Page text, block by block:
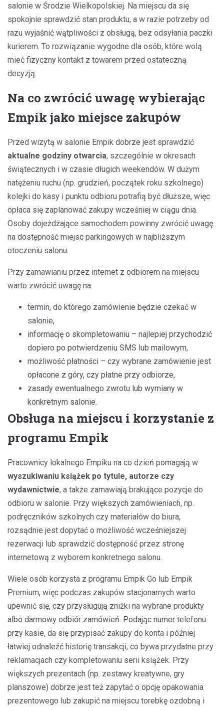
salonie w Środzie Wielkopolskiej. Na miejscu da się
spokojnie sprawdzić stan produktu, a w razie potrzeby od
razu wyjaśnić wątpliwości z obsługą, bez odsyłania paczki
kurierem. To rozwiązanie wygodne dla osób, które wolą
mieć fizyczny kontakt z towarem przed ostateczną
decyzją.
Na co zwrócić uwagę wybierając
Empik jako miejsce zakupów
Przed wizytą w salonie Empik dobrze jest sprawdzić
aktualne godziny otwarcia, szczególnie w okresach
świątecznych i w czasie długich weekendów. W dużym
natężeniu ruchu (np. grudzień, początek roku szkolnego)
kolejki do kasy i punktu odbioru potrafią być dłuższe, więc
opłaca się zaplanować zakupy wcześniej w ciągu dnia.
Osoby dojeżdżające samochodem powinny zwrócić uwagę
na dostępność miejsc parkingowych w najbliższym
otoczeniu salonu.
Przy zamawianiu przez internet z odbiorem na miejscu
warto zwrócić uwagę na:
termin, do którego zamówienie będzie czekać w
salonie,
informację o skompletowaniu – najlepiej przychodzić
dopiero po potwierdzeniu SMS lub mailowym,
możliwość płatności – czy wybrane zamówienie jest
opłacone z góry, czy płatne przy odbiorze,
zasady ewentualnego zwrotu lub wymiany w
konkretnym salonie.
Obsługa na miejscu i korzystanie z
programu Empik
Pracownicy lokalnego Empiku na co dzień pomagają w
wyszukiwaniu książek po tytule, autorze czy
wydawnictwie, a także zamawiają brakujące pozycje do
odbioru w salonie. Przy większych zamówieniach, np.
podręczników szkolnych czy materiałów do biura,
rozsądnie jest dopytać o możliwość wcześniejszej
rezerwacji lub sprawdzić dostępność przez stronę
internetową z wyborem konkretnego salonu.
Wiele osób korzysta z programu Empik Go lub Empik
Premium, więc podczas zakupów stacjonarnych warto
upewnić się, czy przysługują zniżki na wybrane produkty
albo darmowy odbiór zamówień. Podając numer telefonu
przy kasie, da się przypisać zakupy do konta i później
łatwiej odnaleźć historię transakcji, co bywa przydatne przy
reklamacjach czy kompletowaniu serii książek. Przy
większych prezentach (np. zestawy kreatywne, gry
planszowe) dobrze jest też zapytać o opcję opakowania
prezentowego lub zakupić na miejscu torebkę ozdobną i